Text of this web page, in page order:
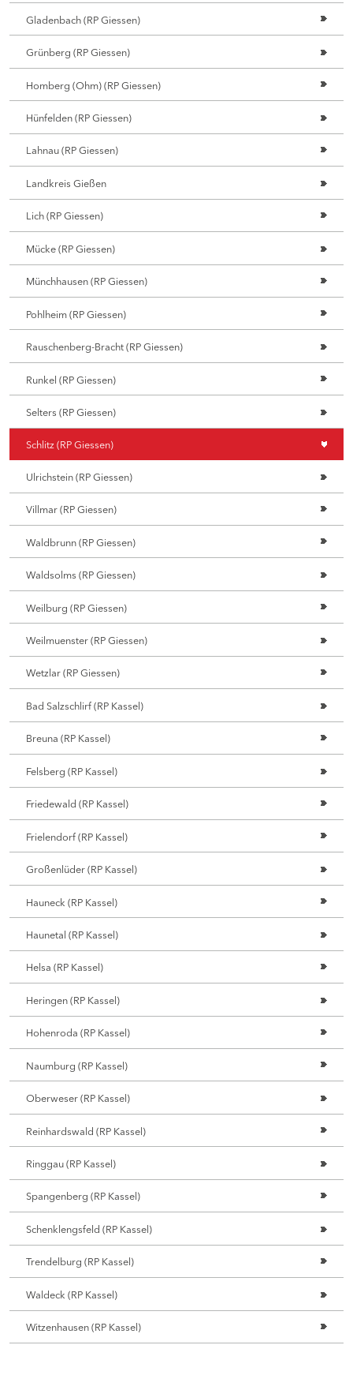
Gladenbach (RP Giessen)
Grünberg (RP Giessen)
Homberg (Ohm) (RP Giessen)
Hünfelden (RP Giessen)
Lahnau (RP Giessen)
Landkreis Gießen
Lich (RP Giessen)
Mücke (RP Giessen)
Münchhausen (RP Giessen)
Pohlheim (RP Giessen)
Rauschenberg-Bracht (RP Giessen)
Runkel (RP Giessen)
Selters (RP Giessen)
Schlitz (RP Giessen)
Ulrichstein (RP Giessen)
Villmar (RP Giessen)
Waldbrunn (RP Giessen)
Waldsolms (RP Giessen)
Weilburg (RP Giessen)
Weilmuenster (RP Giessen)
Wetzlar (RP Giessen)
Bad Salzschlirf (RP Kassel)
Breuna (RP Kassel)
Felsberg (RP Kassel)
Friedewald (RP Kassel)
Frielendorf (RP Kassel)
Großenlüder (RP Kassel)
Hauneck (RP Kassel)
Haunetal (RP Kassel)
Helsa (RP Kassel)
Heringen (RP Kassel)
Hohenroda (RP Kassel)
Naumburg (RP Kassel)
Oberweser (RP Kassel)
Reinhardswald (RP Kassel)
Ringgau (RP Kassel)
Spangenberg (RP Kassel)
Schenklengsfeld (RP Kassel)
Trendelburg (RP Kassel)
Waldeck (RP Kassel)
Witzenhausen (RP Kassel)